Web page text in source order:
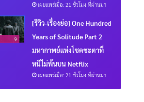
เผยแพร่เมื่อ: 21 ชั่วโมง ที่ผ่านมา
9
[รีวิว-เรื่องย่อ] One Hundred
Years of Solitude Part 2
มหากาพย์แห่งโชคชะตาที่
หนีไม่พ้นบน Netflix
เผยแพร่เมื่อ: 21 ชั่วโมง ที่ผ่านมา